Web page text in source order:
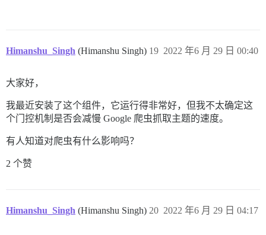
Himanshu_Singh (Himanshu Singh) 2022 年6 月 29 日 00:40
19
大家好，
我最近安装了这个组件，它运行得非常好，但我不太确定这
个门控机制是否会减慢 Google 爬虫抓取主题的速度。
有人知道对爬虫有什么影响吗？
2 个赞
Himanshu_Singh (Himanshu Singh) 2022 年6 月 29 日 04:17
20